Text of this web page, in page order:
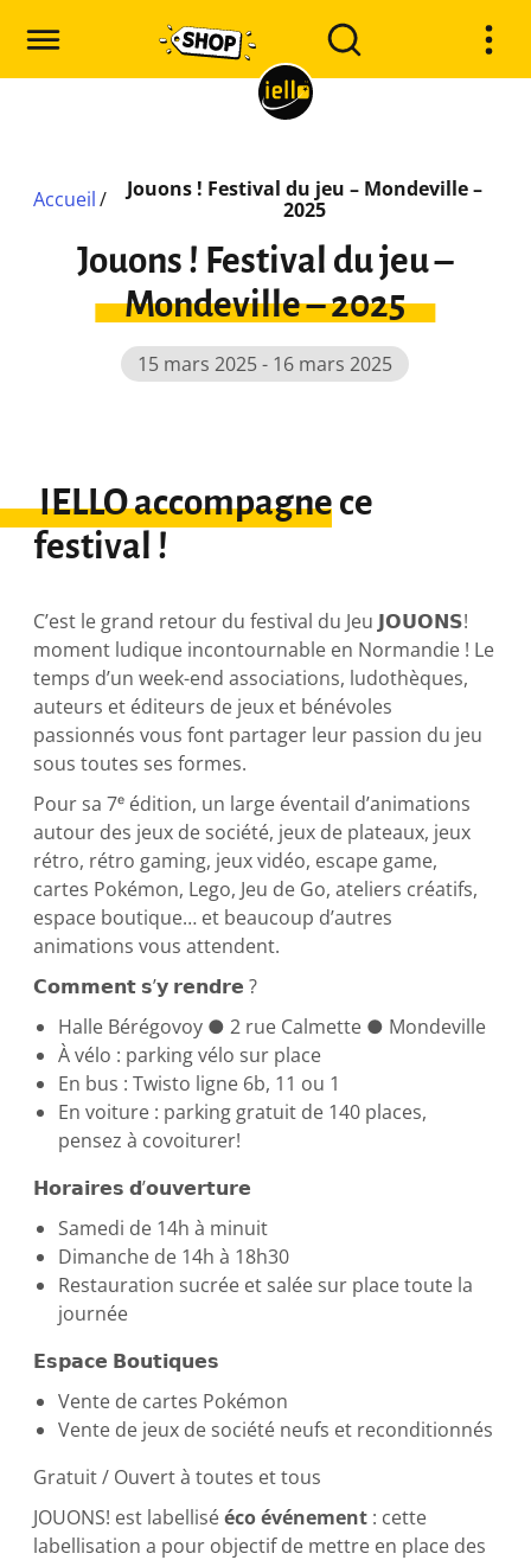
Accueil/
Jouons ! Festival du jeu – Mondeville –
2025
Jouons ! Festival du jeu –
Mondeville – 2025
15 mars 2025 - 16 mars 2025
IELLO accompagne ce
festival !
C’est le grand retour du festival du Jeu 𝗝𝗢𝗨𝗢𝗡𝗦!
moment ludique incontournable en Normandie ! Le
temps d’un week-end associations, ludothèques,
auteurs et éditeurs de jeux et bénévoles
passionnés vous font partager leur passion du jeu
sous toutes ses formes.
Pour sa 7ᵉ édition, un large éventail d’animations
autour des jeux de société, jeux de plateaux, jeux
rétro, rétro gaming, jeux vidéo, escape game,
cartes Pokémon, Lego, Jeu de Go, ateliers créatifs,
espace boutique… et beaucoup d’autres
animations vous attendent.
𝗖𝗼𝗺𝗺𝗲𝗻𝘁 𝘀’𝘆 𝗿𝗲𝗻𝗱𝗿𝗲 ?
Halle Bérégovoy ● 2 rue Calmette ● Mondeville
À vélo : parking vélo sur place
En bus : Twisto ligne 6b, 11 ou 1
En voiture : parking gratuit de 140 places,
pensez à covoiturer!
𝗛𝗼𝗿𝗮𝗶𝗿𝗲𝘀 𝗱’𝗼𝘂𝘃𝗲𝗿𝘁𝘂𝗿𝗲
Samedi de 14h à minuit
Dimanche de 14h à 18h30
Restauration sucrée et salée sur place toute la
journée
𝗘𝘀𝗽𝗮𝗰𝗲 𝗕𝗼𝘂𝘁𝗶𝗾𝘂𝗲𝘀
Vente de cartes Pokémon
Vente de jeux de société neufs et reconditionnés
Gratuit / Ouvert à toutes et tous
JOUONS! est labellisééco événement : cette
labellisation a pour objectif de mettre en place des